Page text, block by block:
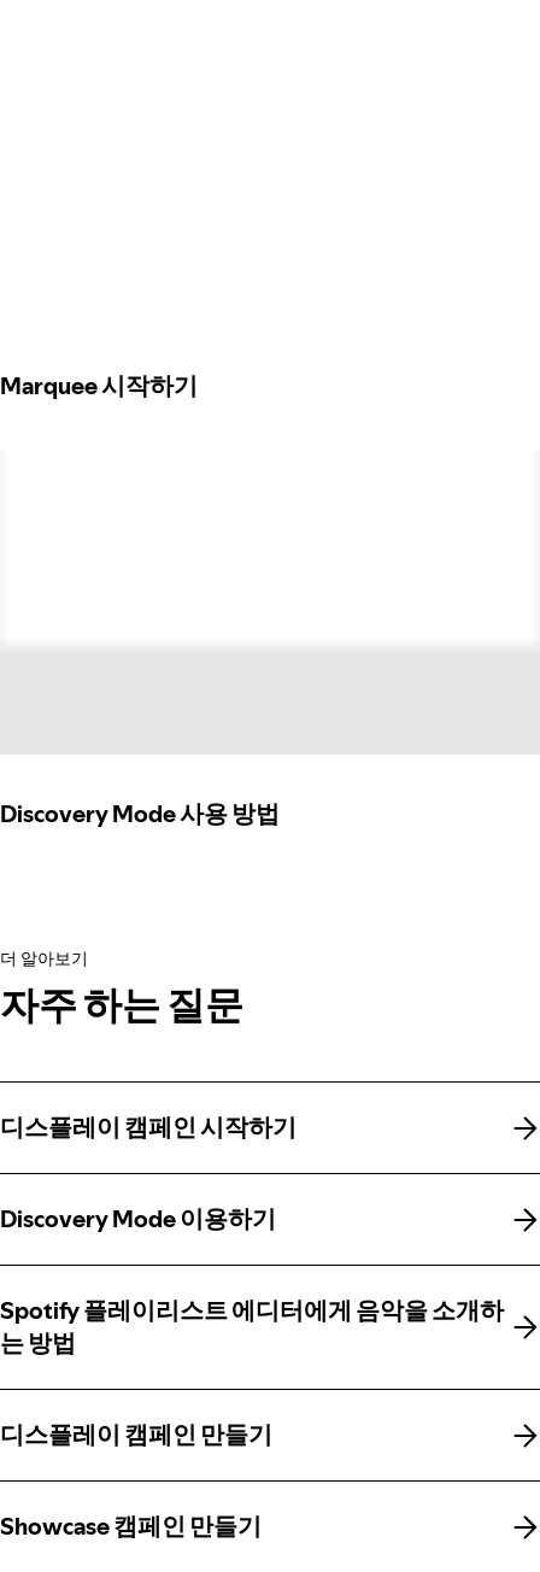
Marquee 시작하기
Discovery Mode 사용 방법
더 알아보기
자주 하는 질문
디스플레이 캠페인 시작하기
디스플레이 캠페인 시작하기
Discovery Mode 이용하기
Discovery Mode 이용하기
Spotify 플레이리스트 에디터에게 음악을 소개하
는 방법
Spotify 플레이리스트 에디터에게 음악을 소개하
는 방법
디스플레이 캠페인 만들기
디스플레이 캠페인 만들기
Showcase 캠페인 만들기
Showcase 캠페인 만들기